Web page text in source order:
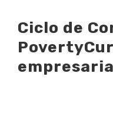
Ciclo de